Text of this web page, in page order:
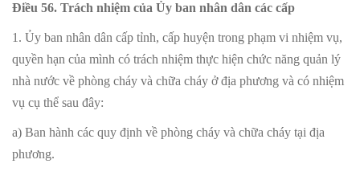
Điều 56. Trách nhiệm của Ủy ban nhân dân các cấp
1. Ủy ban nhân dân cấp tỉnh, cấp huyện trong phạm vi nhiệm vụ,
quyền hạn của mình có trách nhiệm thực hiện chức năng quản lý
nhà nước về phòng cháy và chữa cháy ở địa phương và có nhiệm
vụ cụ thể sau đây:
a) Ban hành các quy định về phòng cháy và chữa cháy tại địa
phương.